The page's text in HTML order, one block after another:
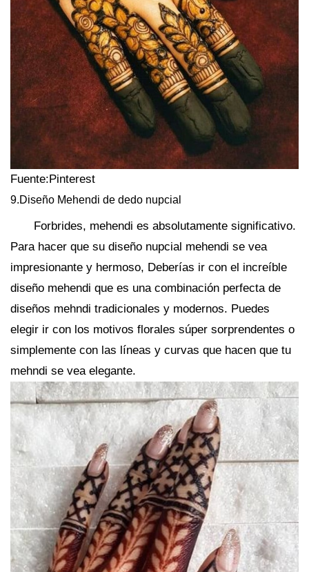
Fuente:Pinterest
9.Diseño Mehendi de dedo nupcial
Forbrides, mehendi es absolutamente significativo.
Para hacer que su diseño nupcial mehendi se vea
impresionante y hermoso, Deberías ir con el increíble
diseño mehendi que es una combinación perfecta de
diseños mehndi tradicionales y modernos. Puedes
elegir ir con los motivos florales súper sorprendentes o
simplemente con las líneas y curvas que hacen que tu
mehndi se vea elegante.